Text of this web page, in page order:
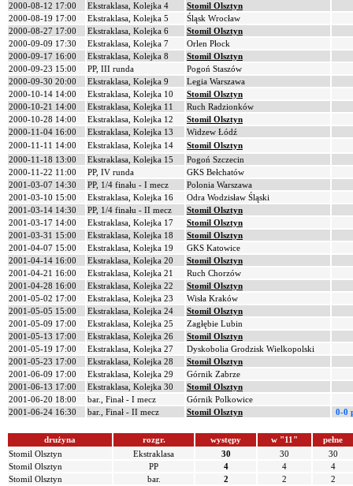
2000-08-12 17:00
Ekstraklasa, Kolejka 4
Stomil Olsztyn
2000-08-19 17:00
Ekstraklasa, Kolejka 5
Śląsk Wrocław
2000-08-27 17:00
Ekstraklasa, Kolejka 6
Stomil Olsztyn
2000-09-09 17:30
Ekstraklasa, Kolejka 7
Orlen Płock
2000-09-17 16:00
Ekstraklasa, Kolejka 8
Stomil Olsztyn
2000-09-23 15:00
PP, III runda
Pogoń Staszów
2000-09-30 20:00
Ekstraklasa, Kolejka 9
Legia Warszawa
2000-10-14 14:00
Ekstraklasa, Kolejka 10
Stomil Olsztyn
2000-10-21 14:00
Ekstraklasa, Kolejka 11
Ruch Radzionków
2000-10-28 14:00
Ekstraklasa, Kolejka 12
Stomil Olsztyn
2000-11-04 16:00
Ekstraklasa, Kolejka 13
Widzew Łódź
2000-11-11 14:00
Ekstraklasa, Kolejka 14
Stomil Olsztyn
2000-11-18 13:00
Ekstraklasa, Kolejka 15
Pogoń Szczecin
2000-11-22 11:00
PP, IV runda
GKS Bełchatów
2001-03-07 14:30
PP, 1/4 finału - I mecz
Polonia Warszawa
2001-03-10 15:00
Ekstraklasa, Kolejka 16
Odra Wodzisław Śląski
2001-03-14 14:30
PP, 1/4 finału - II mecz
Stomil Olsztyn
2001-03-17 14:00
Ekstraklasa, Kolejka 17
Stomil Olsztyn
2001-03-31 15:00
Ekstraklasa, Kolejka 18
Stomil Olsztyn
2001-04-07 15:00
Ekstraklasa, Kolejka 19
GKS Katowice
2001-04-14 16:00
Ekstraklasa, Kolejka 20
Stomil Olsztyn
2001-04-21 16:00
Ekstraklasa, Kolejka 21
Ruch Chorzów
2001-04-28 16:00
Ekstraklasa, Kolejka 22
Stomil Olsztyn
2001-05-02 17:00
Ekstraklasa, Kolejka 23
Wisła Kraków
2001-05-05 15:00
Ekstraklasa, Kolejka 24
Stomil Olsztyn
2001-05-09 17:00
Ekstraklasa, Kolejka 25
Zagłębie Lubin
2001-05-13 17:00
Ekstraklasa, Kolejka 26
Stomil Olsztyn
2001-05-19 17:00
Ekstraklasa, Kolejka 27
Dyskobolia Grodzisk Wielkopolski
2001-05-23 17:00
Ekstraklasa, Kolejka 28
Stomil Olsztyn
2001-06-09 17:00
Ekstraklasa, Kolejka 29
Górnik Zabrze
2001-06-13 17:00
Ekstraklasa, Kolejka 30
Stomil Olsztyn
2001-06-20 18:00
bar., Finał - I mecz
Górnik Polkowice
2001-06-24 16:30
bar., Finał - II mecz Stomil Olsztyn 0-0
drużyna rozgr. występy w "11"
pełne
Stomil Olsztyn
Ekstraklasa 30 30
30
Stomil Olsztyn
PP 4 4
4
Stomil Olsztyn
bar. 2 2
2